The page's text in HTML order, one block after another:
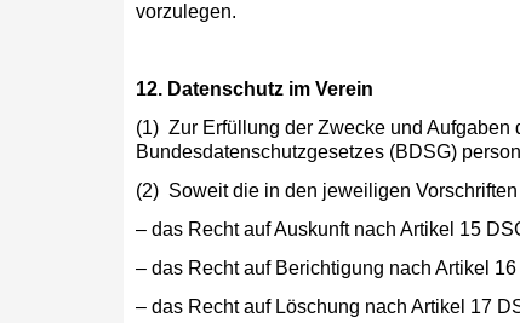
vorzulegen.
12. Datenschutz im Verein
(1) Zur Erfüllung der Zwecke und Aufgaben
Bundesdatenschutz­gesetzes (BDSG)
(2) Soweit die in den jeweiligen
– das Recht auf Auskunft nach Artikel 15
– das Recht auf Berichtigung nach Artikel 16
– das Recht auf Löschung nach Artikel 17